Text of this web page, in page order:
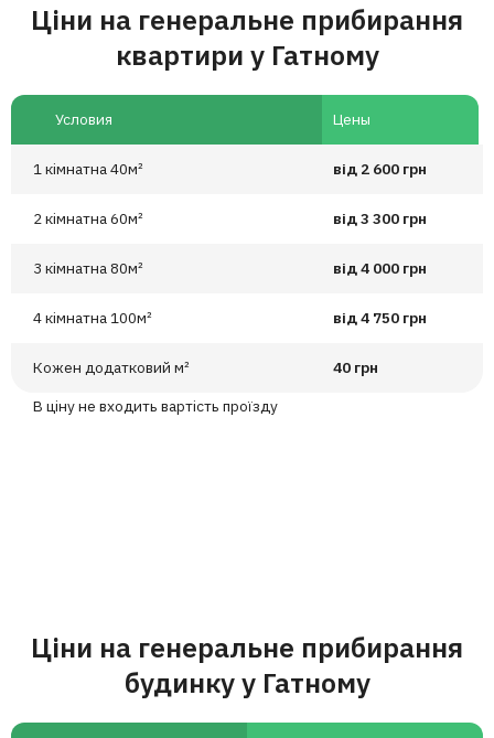
Ціни на генеральне прибирання
квартири у Гатному
Условия Цены
1 кімнатна 40м² від 2 600 грн
2 кімнатна 60м² від 3 300 грн
3 кімнатна 80м² від 4 000 грн
4 кімнатна 100м² від 4 750 грн
Кожен додатковий м²
40 грн
В ціну не входить вартість проїзду
Ціни на генеральне прибирання
будинку у Гатному